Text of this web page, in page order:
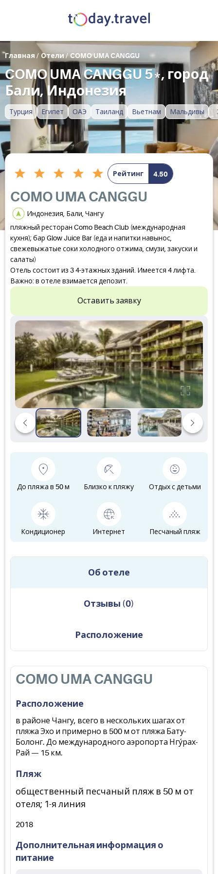
Турция Египет ОАЭ Таиланд Вьетнам Мальдивы
Главная / Отели/ COMO UMA CANGGU
COMO UMA CANGGU 5*, город
Бали, Индонезия
Рейтинг 4.50
COMO UMA CANGGU
Индонезия, Бали, Чангу
пляжный ресторан Como Beach Club (международная
кухня); бар Glow Juice Bar (еда и напитки навынос,
свежевыжатые соки холодного отжима, смузи, закуски и
салаты)
Отель состоит из 3 4-этажных зданий. Имеется 4 лифта.
Важно: в отеле взимается депозит.
Оставить заявку
До пляжа в 50 м Близко к пляжу Отдых с детьми
Кондиционер Интернет Песчаный пляж
Об отеле
Отзывы (0)
Расположение
COMO UMA CANGGU
Расположение
в районе Чангу, всего в нескольких шагах от
пляжа Эхо и примерно в 500 м от пляжа Бату-
Болонг. До международного аэропорта Нгу́рах-
Рай — 15 км.
Пляж
общественный песчаный пляж в 50 м от
отеля; 1-я линия
2018
Дополнительная информация о
питание